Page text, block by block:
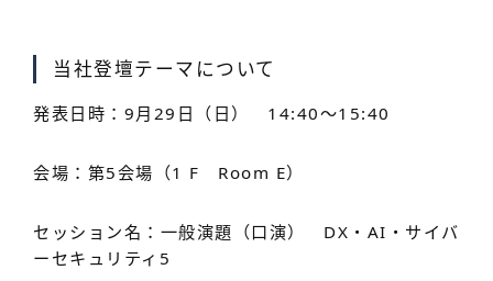
当社登壇テーマについて
発表日時：9月29日（日） 14:40～15:40
会場：第5会場（1 F Room E）
セッション名：一般演題（口演） DX・AI・サイバ
ーセキュリティ5